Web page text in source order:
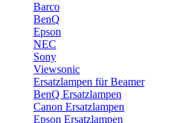
Barco
BenQ
Epson
NEC
Sony
Viewsonic
Ersatzlampen für Beamer
BenQ Ersatzlampen
Canon Ersatzlampen
Epson Ersatzlampen